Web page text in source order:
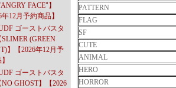
FACE"】
年12月予約商品】
ゴーストバスタ
SLIMER (GREEN
】【2026年12月予
ゴーストバスタ
GHOST】【2026
PATTERN
FLAG
SF
CUTE
ANIMAL
HERO
HORROR